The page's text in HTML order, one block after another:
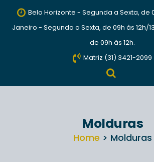
Belo Horizonte - Segunda a Sexta, de
Janeiro - Segunda a Sexta, de 09h às 12h/
de 09h às 12h.
Matriz (31) 3421-2099
Molduras
Home > Molduras